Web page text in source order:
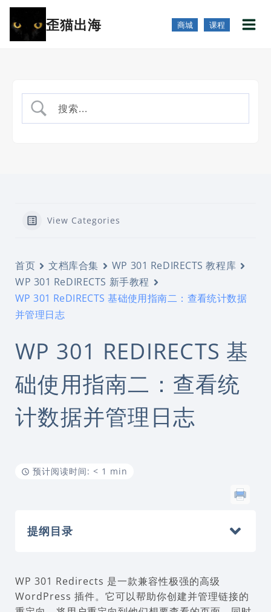
歪猫出海 商城 课程
View Categories
首页 文档库合集
WP 301 ReDIRECTS 教程库
WP 301 ReDIRECTS 新手教程
WP 301 ReDIRECTS 基础使用指南二：查看统计数据
并管理日志
WP 301 REDIRECTS 基
础使用指南二：查看统
计数据并管理日志
预计阅读时间: < 1 min
提纲目录
WP 301 Redirects 是一款兼容性极强的高级
WordPress 插件。它可以帮助你创建并管理链接的